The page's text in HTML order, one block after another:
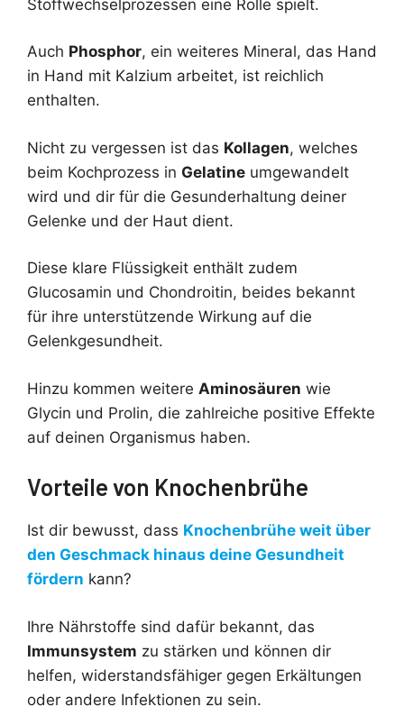
Stoffwechselprozessen eine Rolle spielt.
Auch Phosphor, ein weiteres Mineral, das Hand
in Hand mit Kalzium arbeitet, ist reichlich
enthalten.
Nicht zu vergessen ist das Kollagen, welches
beim Kochprozess in Gelatine umgewandelt
wird und dir für die Gesunderhaltung deiner
Gelenke und der Haut dient.
Diese klare Flüssigkeit enthält zudem
Glucosamin und Chondroitin, beides bekannt
für ihre unterstützende Wirkung auf die
Gelenkgesundheit.
Hinzu kommen weitere Aminosäuren wie
Glycin und Prolin, die zahlreiche positive Effekte
auf deinen Organismus haben.
Vorteile von Knochenbrühe
Ist dir bewusst, dass Knochenbrühe weit über
den Geschmack hinaus deine Gesundheit
fördern kann?
Ihre Nährstoffe sind dafür bekannt, das
Immunsystem zu stärken und können dir
helfen, widerstandsfähiger gegen Erkältungen
oder andere Infektionen zu sein.